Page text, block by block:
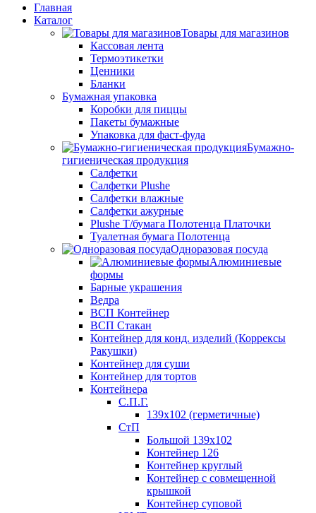
Главная
Каталог
Товары для магазинов
Кассовая лента
Термоэтикетки
Ценники
Бланки
Бумажная упаковка
Коробки для пиццы
Пакеты бумажные
Упаковка для фаст-фуда
Бумажно-
гигиеническая продукция
Салфетки
Салфетки Plushe
Салфетки влажные
Салфетки ажурные
Plushe Т/бумага Полотенца Платочки
Туалетная бумага Полотенца
Одноразовая посуда
Алюминиевые
формы
Барные украшения
Ведра
ВСП Контейнер
ВСП Стакан
Контейнер для конд. изделий (Коррексы
Ракушки)
Контейнер для суши
Контейнер для тортов
Контейнера
С.П.Г.
139х102 (герметичные)
СтП
Большой 139х102
Контейнер 126
Контейнер круглый
Контейнер с совмещенной
крышкой
Контейнер суповой